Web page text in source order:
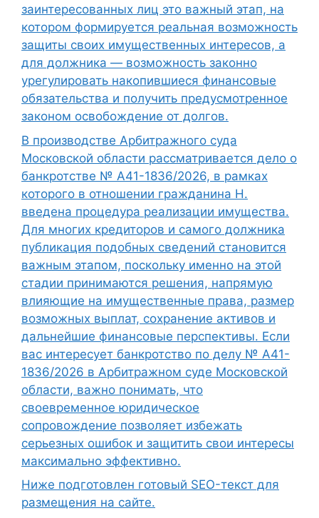
заинтересованных лиц это важный этап, на
котором формируется реальная возможность
защиты своих имущественных интересов, а
для должника — возможность законно
урегулировать накопившиеся финансовые
обязательства и получить предусмотренное
законом освобождение от долгов.
В производстве Арбитражного суда
Московской области рассматривается дело о
банкротстве № А41-1836/2026, в рамках
которого в отношении гражданина Н.
введена процедура реализации имущества.
Для многих кредиторов и самого должника
публикация подобных сведений становится
важным этапом, поскольку именно на этой
стадии принимаются решения, напрямую
влияющие на имущественные права, размер
возможных выплат, сохранение активов и
дальнейшие финансовые перспективы. Если
вас интересует банкротство по делу № А41-
1836/2026 в Арбитражном суде Московской
области, важно понимать, что
своевременное юридическое
сопровождение позволяет избежать
серьезных ошибок и защитить свои интересы
максимально эффективно.
Ниже подготовлен готовый SEO-текст для
размещения на сайте.